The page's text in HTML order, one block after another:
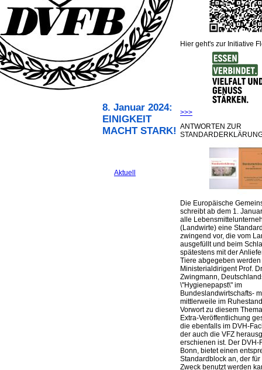
8. Januar 2024:
EINIGKEIT
MACHT STARK!
Aktuell
Hier geht's zur Initiative
>>>
ANTWORTEN ZUR
Die Europäische
schreibt ab dem 1.
alle
(Landwirte) eine
zwingend vor, die vom
ausgefüllt und beim
spätestens mit der
Tiere abgegeben werden
Ministerialdirigent Prof.
Zwingmann,
\"Hygienepapst\" im
Bundeslandwirtschafts-
mittlerweile im
Vorwort zu diesem
Extra-Veröffentlichung
die ebenfalls im DVH-
der auch die VFZ
erschienen ist. Der DVH-
Bonn, bietet einen
Standardblock an, der
Zweck benutzt werden